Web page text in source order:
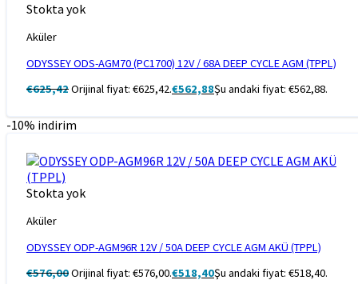
Stokta yok
Aküler
ODYSSEY ODS-AGM70 (PC1700) 12V / 68A DEEP CYCLE AGM (TPPL)
€625,42Orijinal fiyat: €625,42.€562,88Şu andaki fiyat: €562,88.
-10% indirim
Stokta yok
Aküler
ODYSSEY ODP-AGM96R 12V / 50A DEEP CYCLE AGM AKÜ (TPPL)
€576,00Orijinal fiyat: €576,00.€518,40Şu andaki fiyat: €518,40.